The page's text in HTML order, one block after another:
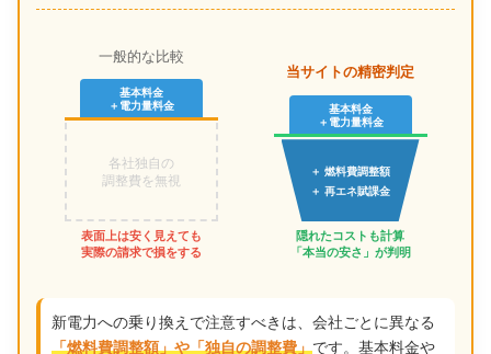
一般的な比較
基本料金
＋電力量料金
各社独自の
調整費を無視
表面上は安く見えても
実際の請求で損をする
当サイトの精密判定
基本料金
＋電力量料金
＋ 燃料費調整額
＋ 再エネ賦課金
隠れたコストも計算
「本当の安さ」が判明
新電力への乗り換えで注意すべきは、会社ごとに異なる
「燃料費調整額」や「独自の調整費」です。基本料金や